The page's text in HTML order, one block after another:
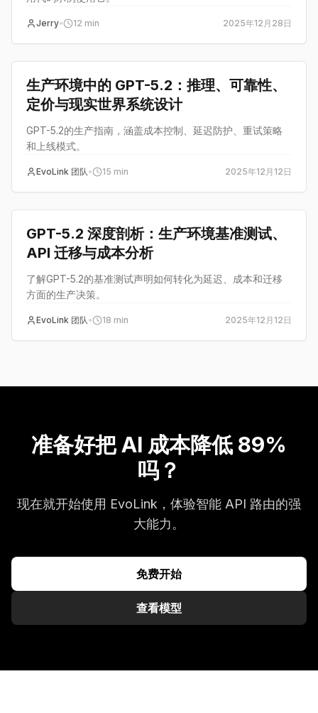
Jerry• 12 min
2025年12月28日
教程
生产环境中的 GPT-5.2：推理、可靠性、
定价与现实世界系统设计
GPT-5.2的生产指南，涵盖成本控制、延迟防护、重试策略
和上线模式。
EvoLink 团队• 15 min
2025年12月12日
教程
GPT-5.2 深度剖析：生产环境基准测试、
API 迁移与成本分析
了解GPT-5.2的基准测试声明如何转化为延迟、成本和迁移
方面的生产决策。
EvoLink 团队• 18 min 2025年12月12日
准备好把 AI 成本降低 89%
吗？
现在就开始使用 EvoLink，体验智能 API 路由的强
大能力。
免费开始
查看模型